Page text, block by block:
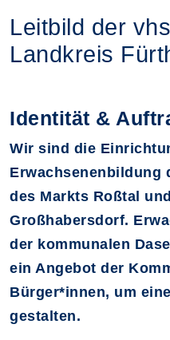
Leitbild der
Landkreis
Identität &
Wir sind die
Erwachsenenbildung
des Markts Roßtal
Großhabersdorf.
der kommunalen
ein Angebot der
Bürger*innen, um
gestalten.